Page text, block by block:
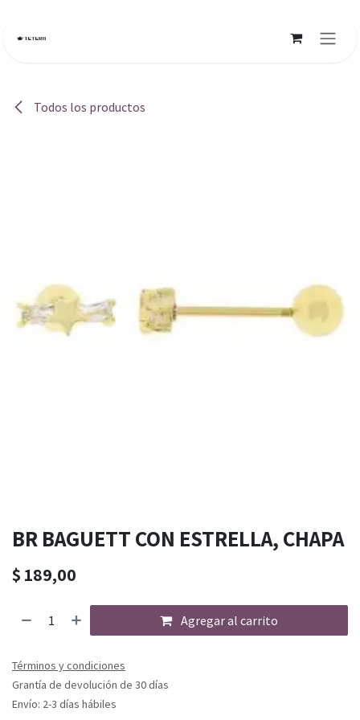
Todos los productos
BR BAGUETT CON ESTRELLA, CHAPA
$ 189,00
Agregar al carrito
Términos y condiciones
Grantía de devolución de 30 días
Envío: 2-3 días hábiles